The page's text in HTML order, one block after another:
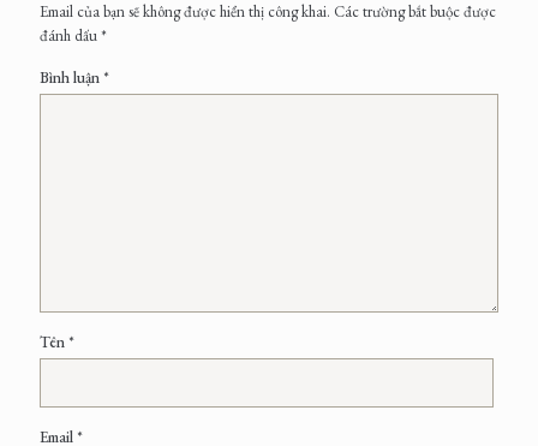
Email của bạn sẽ không được hiển thị công khai. Các trường bắt buộc được
đánh dấu*
Bình luận *
Tên *
Email *